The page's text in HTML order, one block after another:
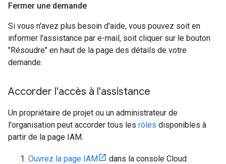
Fermer une demande
Si vous n'avez plus besoin d'aide, vous pouvez soit en
informer l'assistance par e-mail, soit cliquer sur le bouton
"Résoudre" en haut de la page des détails de votre
demande.
Accorder l'accès à l'assistance
Un propriétaire de projet ou un administrateur de
l'organisation peut accorder tous les rôles disponibles à
partir de la page IAM.
Ouvrez la page IAM
dans la console Cloud.